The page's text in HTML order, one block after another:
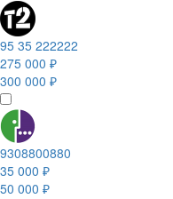
95 35 222222
275 000 ₽
300 000 ₽
9308800880
35 000 ₽
50 000 ₽